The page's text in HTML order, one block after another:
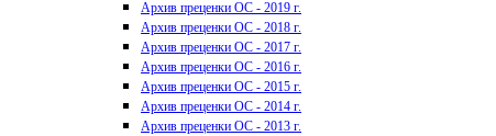
Архив преценки ОС - 2019 г.
Архив преценки ОС - 2018 г.
Архив преценки ОС - 2017 г.
Архив преценки ОС - 2016 г.
Архив преценки ОС - 2015 г.
Архив преценки ОС - 2014 г.
Архив преценки ОС - 2013 г.